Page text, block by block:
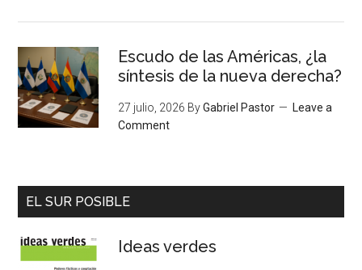
Escudo de las Américas, ¿la
síntesis de la nueva derecha?
27 julio, 2026 ByGabriel Pastor
Leave a
Comment
EL SUR POSIBLE
Ideas verdes